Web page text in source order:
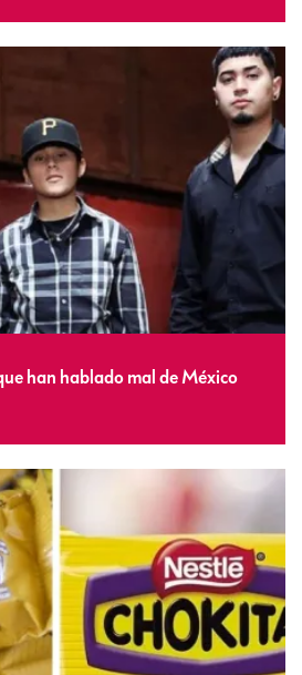
han hablado mal de México